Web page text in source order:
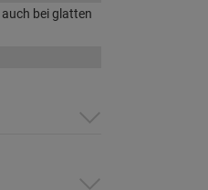
bei glatten